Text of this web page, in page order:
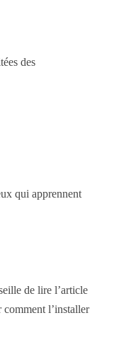
des
qui apprennent
de lire l’article
l’installer